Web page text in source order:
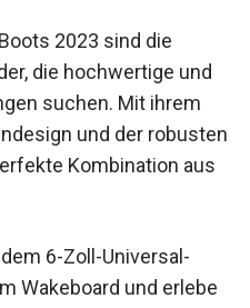
2023 sind die
die hochwertige und
suchen. Mit ihrem
und der robusten
Kombination aus
6-Zoll-Universal-
Wakeboard und erlebe